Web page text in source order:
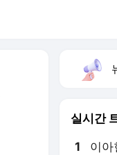
실시간
1 이아